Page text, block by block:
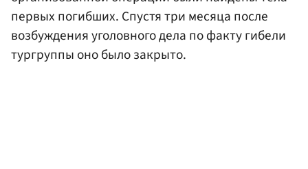
первых погибших. Спустя три месяца после
возбуждения уголовного дела по факту гибели
тургруппы оно было закрыто.